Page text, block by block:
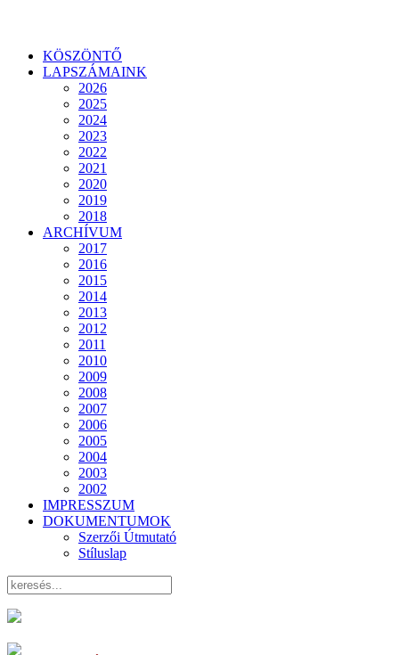
KÖSZÖNTŐ
LAPSZÁMAINK
2026
2025
2024
2023
2022
2021
2020
2019
2018
ARCHÍVUM
2017
2016
2015
2014
2013
2012
2011
2010
2009
2008
2007
2006
2005
2004
2003
2002
IMPRESSZUM
DOKUMENTUMOK
Szerzői Útmutató
Stíluslap